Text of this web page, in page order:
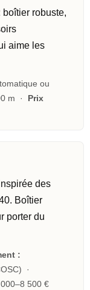
boîtier robuste,
aime les
ou
m · Prix
des
Boîtier
porter du
:
·
500 €